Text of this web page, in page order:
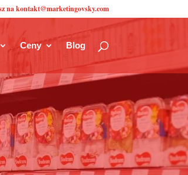
na kontakt@marketingovsky.com
Ceny Blog